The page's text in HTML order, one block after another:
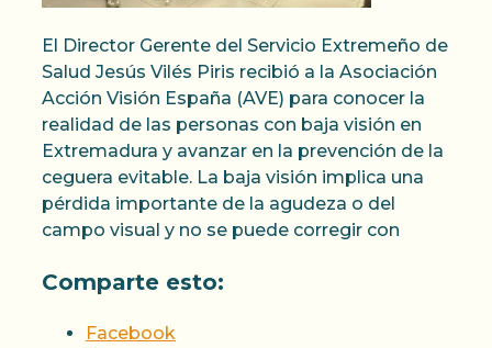
El Director Gerente del Servicio Extremeño de
Salud Jesús Vilés Piris recibió a la Asociación
Acción Visión España (AVE) para conocer la
realidad de las personas con baja visión en
Extremadura y avanzar en la prevención de la
ceguera evitable. La baja visión implica una
pérdida importante de la agudeza o del
campo visual y no se puede corregir con
Comparte esto:
Facebook